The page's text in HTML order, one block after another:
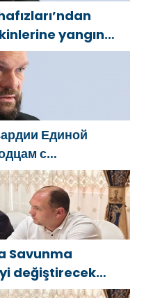
yangın
konusunda
Единой
с
Savunma
değiştirecek